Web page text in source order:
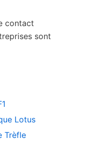
contact
sont
Lotus
Trèfle